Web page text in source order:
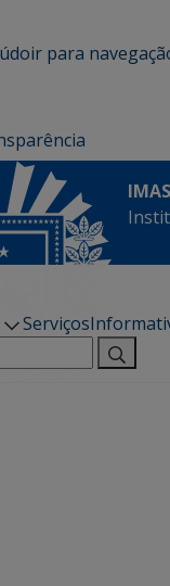
ir para
Serviços